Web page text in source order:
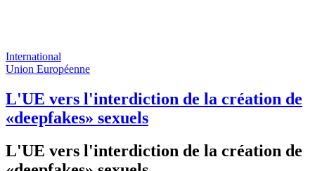
International
Union Européenne
L'UE vers l'interdiction de la création de
«deepfakes» sexuels
L'UE vers l'interdiction de la création de